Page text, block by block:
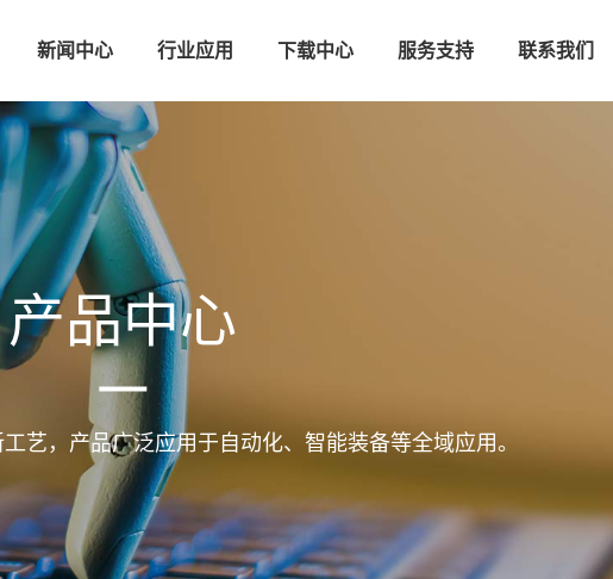
新闻中心 行业应用 下载中心 服务支持 联系我们
产品中心
艺，产品广泛应用于自动化、智能装备等全域应用。